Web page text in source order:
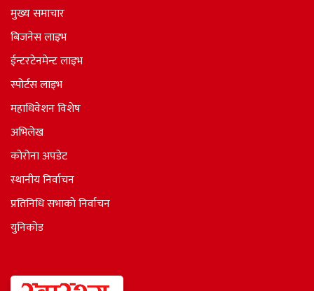
मुख्य समाचार
बिजनेस लाइभ
ईन्टरटेनमेन्ट लाइभ
स्पोर्टस लाइभ
महाधिवेशन विशेष
अभिलेख
कोरोना अपडेट
स्थानीय निर्वाचन
प्रतिनिधि सभाकाे निर्वाचन
युनिकोड